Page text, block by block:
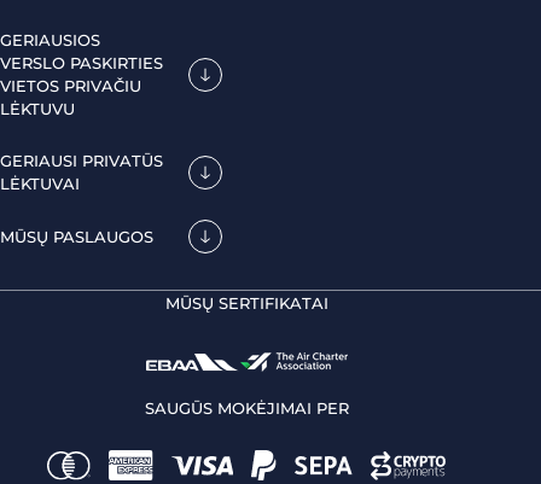
GERIAUSIOS
VERSLO PASKIRTIES
VIETOS PRIVAČIU
LĖKTUVU
GERIAUSI PRIVATŪS
LĖKTUVAI
MŪSŲ PASLAUGOS
MŪSŲ SERTIFIKATAI
SAUGŪS MOKĖJIMAI PER